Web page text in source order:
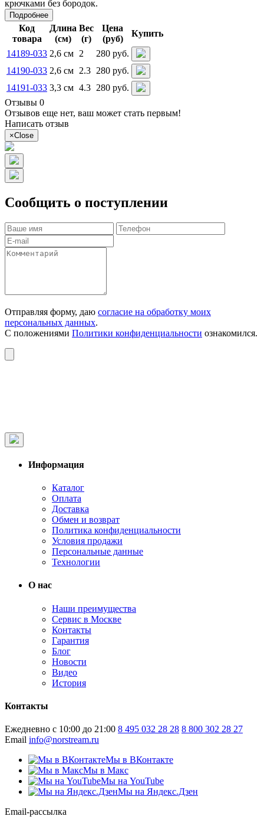
крючками без бородок.
Подробнее
Код
товара
Длина
(см)
Вес
(г)
Цена
(руб)
Купить
14189-033 2,6 см 2
280 руб.
14190-033 2,6 см 2.3 280 руб.
14191-033 3,3 см 4.3 280 руб.
Отзывы 0
Отзывов еще нет, ваш может стать первым!
Написать отзыв
×Close
Сообщить о поступлении
Отправляя форму, даю согласие на обработку моих
персональных данных.
С положениями Политики конфиденциальности ознакомился.
Информация
Каталог
Оплата
Доставка
Обмен и возврат
Политика конфиденциальности
Условия продажи
Персональные данные
Технологии
О нас
Наши преимущества
Сервис в Москве
Контакты
Гарантия
Блог
Новости
Видео
История
Контакты
Ежедневно с 10:00 до 21:00 8 495 032 28 28 8 800 302 28 27
Email info@norstream.ru
Мы в ВКонтакте
Мы в Макс
Мы на YouTube
Мы на Яндекс.Дзен
Email-рассылка